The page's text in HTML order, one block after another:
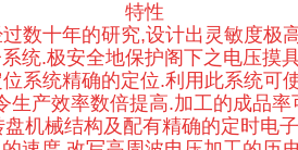
特性
数十年的研究,设计出灵敏度极
统.极安全地保护阁下之电压摸
系统精确的定位.利用此系统可
生产效率数倍提高.加工的成品率
机械结构及配有精确的定时电